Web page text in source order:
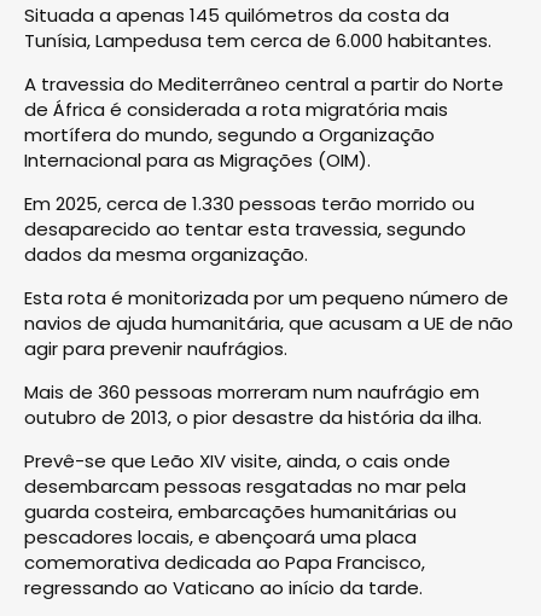
Situada a apenas 145 quilómetros da costa da
Tunísia, Lampedusa tem cerca de 6.000 habitantes.
A travessia do Mediterrâneo central a partir do Norte
de África é considerada a rota migratória mais
mortífera do mundo, segundo a Organização
Internacional para as Migrações (OIM).
Em 2025, cerca de 1.330 pessoas terão morrido ou
desaparecido ao tentar esta travessia, segundo
dados da mesma organização.
Esta rota é monitorizada por um pequeno número de
navios de ajuda humanitária, que acusam a UE de não
agir para prevenir naufrágios.
Mais de 360 pessoas morreram num naufrágio em
outubro de 2013, o pior desastre da história da ilha.
Prevê-se que Leão XIV visite, ainda, o cais onde
desembarcam pessoas resgatadas no mar pela
guarda costeira, embarcações humanitárias ou
pescadores locais, e abençoará uma placa
comemorativa dedicada ao Papa Francisco,
regressando ao Vaticano ao início da tarde.